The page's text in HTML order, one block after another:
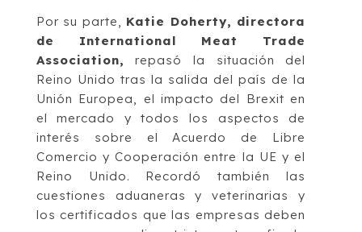
Por su parte, Katie Doherty, directora
de International Meat Trade
Association, repasó la situación del
Reino Unido tras la salida del país de la
Unión Europea, el impacto del Brexit en
el mercado y todos los aspectos de
interés sobre el Acuerdo de Libre
Comercio y Cooperación entre la UE y el
Reino Unido. Recordó también las
cuestiones aduaneras y veterinarias y
los certificados que las empresas deben